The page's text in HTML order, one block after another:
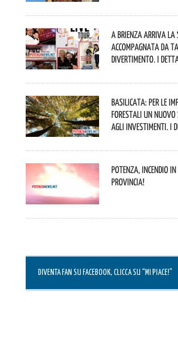
A Brienza arriva
accompagnata da
divertimento. I
Basilicata: per le
forestali un nuovo
agli investimenti. I
Potenza, incendio
provincia!
DIVENTA FAN SU FACEBOOK, CLICCA SU “MI PIACE!”